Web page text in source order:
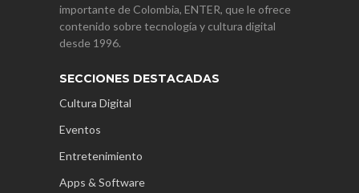
importante de Colombia, ENTER, que le ofrece
contenido sobre tecnología y cultura digital
desde 1996.
SECCIONES DESTACADAS
Cultura Digital
Eventos
Entretenimiento
Apps & Software